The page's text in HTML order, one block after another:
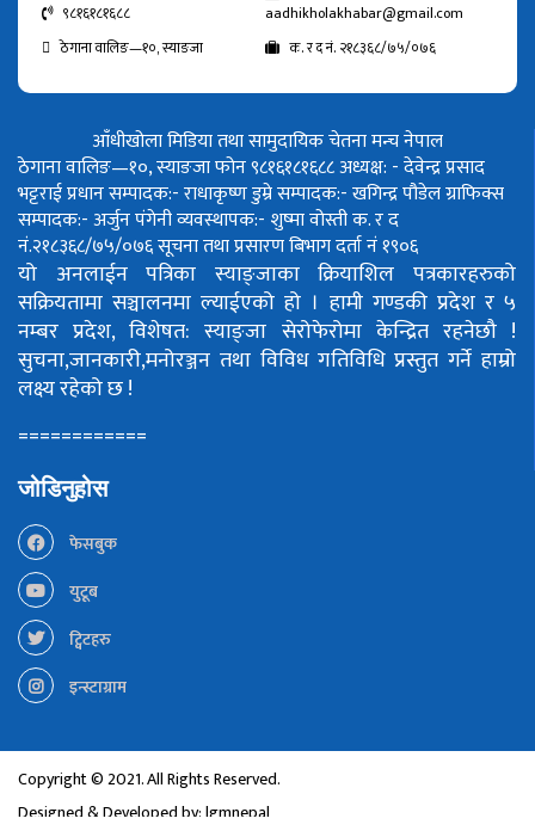
९८१६१८१६८८
aadhikholakhabar@gmail.com
ठेगाना वालिङ—१०, स्याङजा
क. र द नं. २१८३६८/७५/०७६
आँधीखोला मिडिया तथा सामुदायिक चेतना मन्च नेपाल
ठेगाना वालिङ—१०, स्याङजा फोन ९८१६१८१६८८अध्यक्ष: - देवेन्द्र प्रसाद
भट्टराईप्रधान सम्पादक:- राधाकृष्ण डुम्रेसम्पादक:- खगिन्द्र पौडेलग्राफिक्स
सम्पादक:- अर्जुन पंगेनीव्यवस्थापक:- शुष्मा वोस्तीक. र द
नं.२१८३६८/७५/०७६सूचना तथा प्रसारण बिभाग दर्ता नं १९०६
यो अनलाईन पत्रिका स्याङ्जाका क्रियाशिल पत्रकारहरुको
सक्रियतामा सञ्चालनमा ल्याईएको हो । हामी गण्डकी प्रदेश र ५
नम्बर प्रदेश, विशेषत: स्याङ्जा सेरोफेरोमा केन्द्रित रहनेछौ !
सुचना,जानकारी,मनोरञ्जन तथा विविध गतिविधि प्रस्तुत गर्ने हाम्रो
लक्ष्य रहेको छ !
============
जोडिनुहोस
फेसबुक
युटूब
ट्विटहरु
इन्स्टाग्राम
Copyright © 2021. All Rights Reserved.
Designed & Developed by:lgmnepal